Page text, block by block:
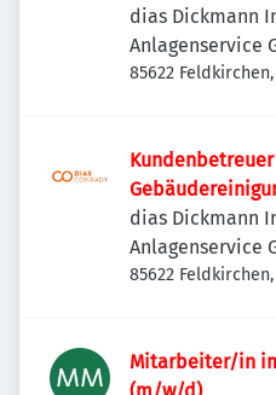
dias Dickmann
Anlagenservice
85622
dias Dickmann
Anlagenservice
85622
Mitarbeiter/in